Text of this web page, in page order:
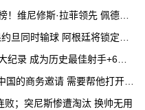
！维尼修斯·拉菲领先 佩德罗
旦同时输球 阿根廷将锁定榜
纪录 成为历史最佳射手+6次
国的商务邀请 需要帮他打开中
败；突尼斯惨遭淘汰 换帅无用